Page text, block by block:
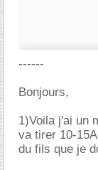
------
Bonjours,
1)Voila j'ai un
va tirer 10-
du fils que je